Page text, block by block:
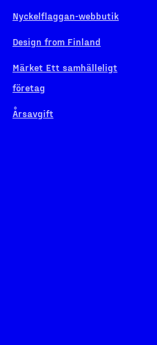
Nyckelflaggan-webbutik
Design from Finland
Märket Ett samhälleligt
företag
Årsavgift